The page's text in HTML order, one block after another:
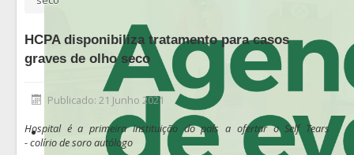
HCPA disponibiliza tratamento para casos
graves de olho seco
Publicado: 21 Junho 2021
Hospital é a primeira instituição do país a ofertar o Self Tears
- colírio de soro autólogo